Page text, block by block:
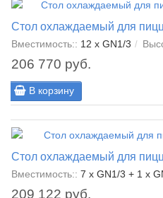
Стол охлаждаемый для
Вместимость:: 12 x GN1/3
206 770 руб.
В корзину
Стол охлаждаемый для
Вместимость:: 7 x GN1/3 + 1 x
209 122 руб.